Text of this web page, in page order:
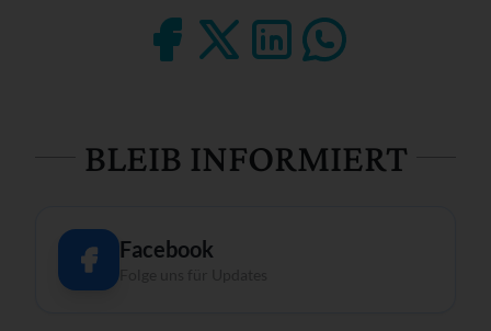
BLEIB INFORMIERT
Facebook